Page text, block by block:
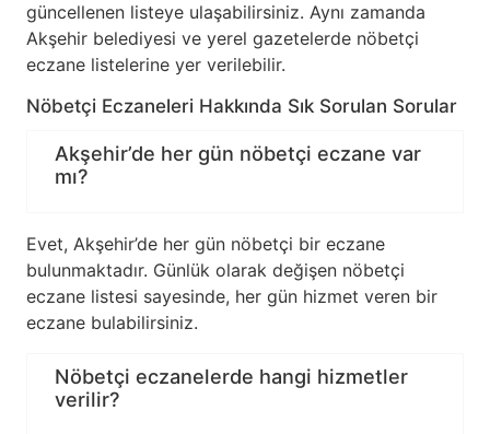
güncellenen listeye ulaşabilirsiniz. Aynı zamanda
Akşehir belediyesi ve yerel gazetelerde nöbetçi
eczane listelerine yer verilebilir.
Nöbetçi Eczaneleri Hakkında Sık Sorulan Sorular
Akşehir’de her gün nöbetçi eczane var
mı?
Evet, Akşehir’de her gün nöbetçi bir eczane
bulunmaktadır. Günlük olarak değişen nöbetçi
eczane listesi sayesinde, her gün hizmet veren bir
eczane bulabilirsiniz.
Nöbetçi eczanelerde hangi hizmetler
verilir?